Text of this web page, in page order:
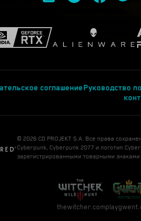
соглашениеРуководство
© 2026 CD PROJEKT S.A. Все права
Cyberpunk, Cyberpunk 2077 и логотип
зарегистрированными товарными знаками
thewitcher.com